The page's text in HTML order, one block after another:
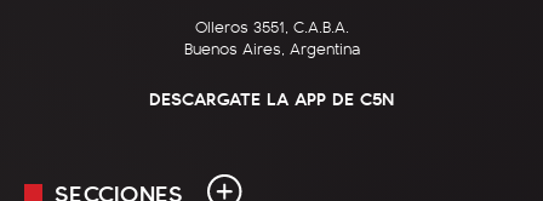
Olleros 3551, C.A.B.A.
Buenos Aires, Argentina
DESCARGATE LA APP DE C5N
SECCIONES